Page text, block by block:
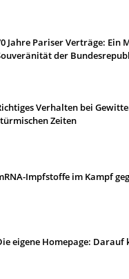
Jahre Pariser Verträge: Ein
der
Verhalten bei
Zeiten
Impfstoffe im Kampf
eigene Homepage: Darauf